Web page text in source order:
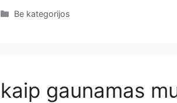
Kategorijos
Be kategorijos
kaip gaunamas